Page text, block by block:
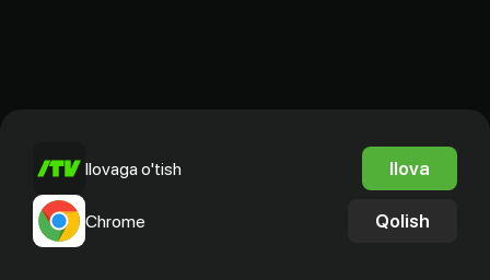
Ilovaga o'tish Ilova
Chrome Qolish